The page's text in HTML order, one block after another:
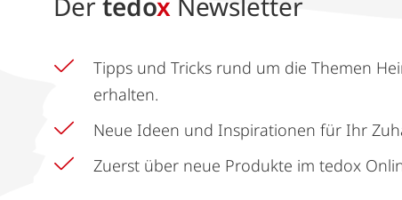
Tipps und Tricks rund um die Themen
erhalten.
Neue Ideen und Inspirationen für Ihr
Zuerst über neue Produkte im tedox